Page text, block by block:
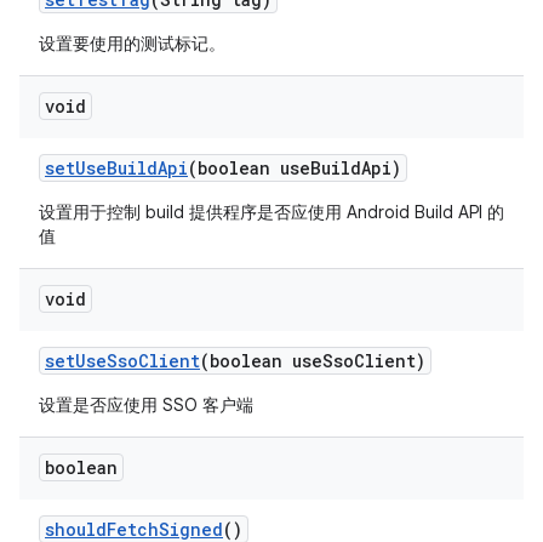
设置要使用的测试标记。
void
setUseBuildApi(boolean useBuildApi)
设置用于控制 build 提供程序是否应使用 Android Build API 的
值
void
setUseSsoClient(boolean useSsoClient)
设置是否应使用 SSO 客户端
boolean
shouldFetchSigned()